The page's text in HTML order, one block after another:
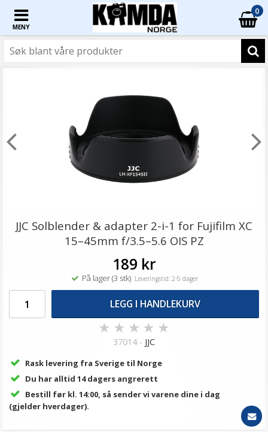
MENY
0
JJC Solblender & adapter 2-i-1 for Fujifilm XC
15–45mm f/3.5–5.6 OIS PZ
189 kr
På lager (3 stk)Leveringstid: 2-5 dager
LEGG I HANDLEKURV
★ ★ ★ ★ ★
37014 - JJC
Rask levering fra Sverige til Norge
Du har alltid 14 dagers angrerett
Bestill før kl. 14:00, så sender vi varene dine i dag
(gjelder hverdager).